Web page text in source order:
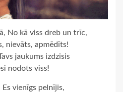
No kā viss dreb un trīc,
nievāts, apmēdīts!
jaukums izdzisis
nodots viss!
Es vienīgs pelnījis,